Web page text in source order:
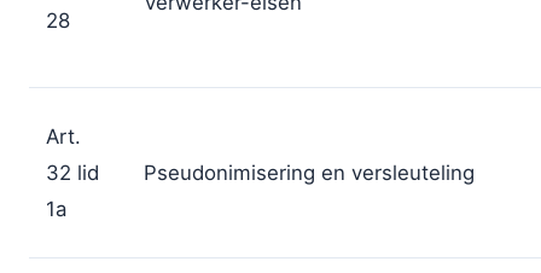
28
Art.
32 lid
1a
Pseudonimisering en versleuteling